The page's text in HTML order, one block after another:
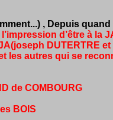
, Depuis
d’être à la
DUTERTRE
les autres qui se
de COMBOURG
BOIS